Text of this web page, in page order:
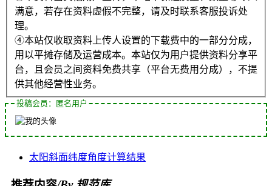
满意，若存在资料虚假不完整，请及时联系客服投诉处
理。
④本站仅收取资料上传人设置的下载费中的一部分分成，
用以平摊存储及运营成本。本站仅为用户提供资料分享平
台，且会员之间资料免费共享（平台无费用分成），不提
供其他经营性业务。
投稿会员：匿名用户
太阳斜面纬度角度计算结果